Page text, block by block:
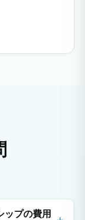
ップの費用